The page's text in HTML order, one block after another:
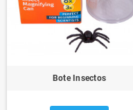
Bote Insectos